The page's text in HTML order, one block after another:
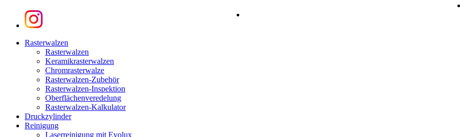
instagram
Close
Rasterwalzen
Rasterwalzen
Keramikrasterwalzen
Chromrasterwalze
Rasterwalzen-Zubehör
Rasterwalzen-Inspektion
Oberflächenveredelung
Rasterwalzen-Kalkulator
Druckzylinder
Reinigung
Laserreinigung mit Evolux